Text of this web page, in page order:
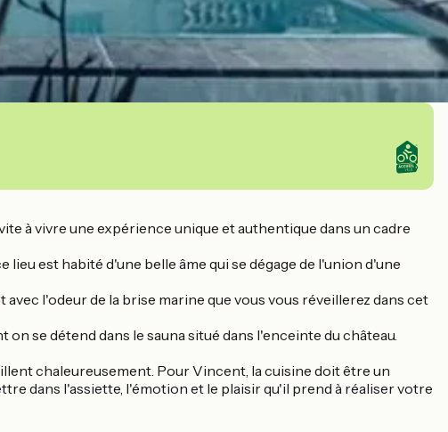
à vivre une expérience unique et authentique dans un cadre
est habité d'une belle âme qui se dégage de l'union d'une
l'odeur de la brise marine que vous vous réveillerez dans cet
se détend dans le sauna situé dans l'enceinte du château.
chaleureusement. Pour Vincent, la cuisine doit être un
dans l'assiette, l'émotion et le plaisir qu'il prend à réaliser votre